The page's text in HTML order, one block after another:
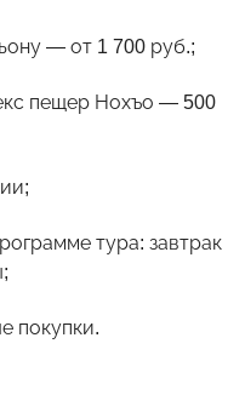
— от 1 700 руб.;
пещер Нохъо — 500
тура: завтрак
покупки.